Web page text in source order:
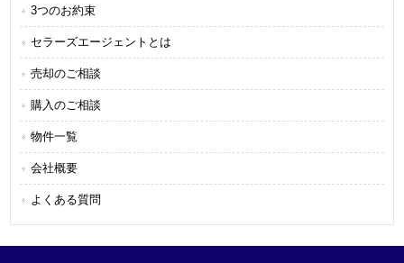
3つのお約束
セラーズエージェントとは
売却のご相談
購入のご相談
物件一覧
会社概要
よくある質問